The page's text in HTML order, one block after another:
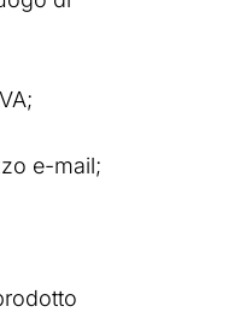
e-mail;